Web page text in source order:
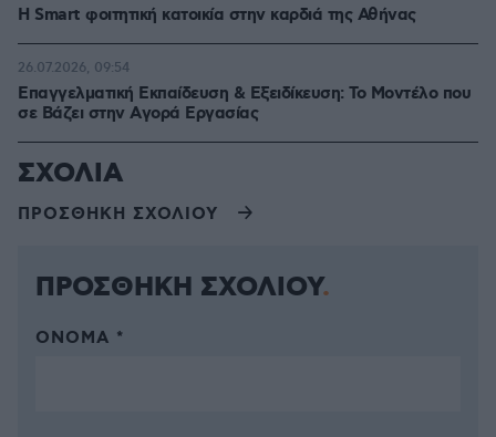
Η Smart φοιτητική κατοικία στην καρδιά της Αθήνας
Επαγγελματική Εκπαίδευση & Εξειδίκευση: Το Mοντέλο που
σε Bάζει στην Aγορά Eργασίας
26.07.2026, 09:54
ΣΧΟΛΙΑ
ΠΡΟΣΘΗΚΗ ΣΧΟΛΙΟΥ
ΠΡΟΣΘΗΚΗ ΣΧΟΛΙΟΥ
ΌΝΟΜΑ *